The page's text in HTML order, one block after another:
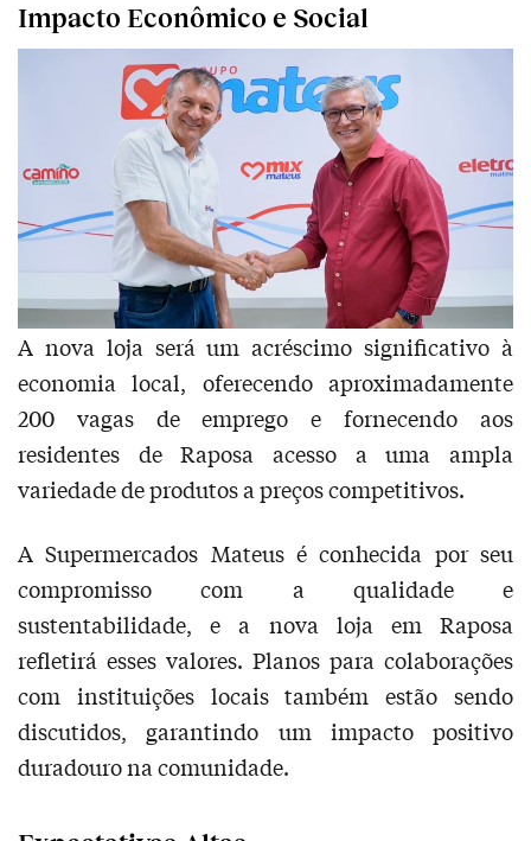
Impacto Econômico e Social
A nova loja será um acréscimo significativo à
economia local, oferecendo aproximadamente
200 vagas de emprego e fornecendo aos
residentes de Raposa acesso a uma ampla
variedade de produtos a preços competitivos.
A Supermercados Mateus é conhecida por seu
compromisso com a qualidade e
sustentabilidade, e a nova loja em Raposa
refletirá esses valores. Planos para colaborações
com instituições locais também estão sendo
discutidos, garantindo um impacto positivo
duradouro na comunidade.